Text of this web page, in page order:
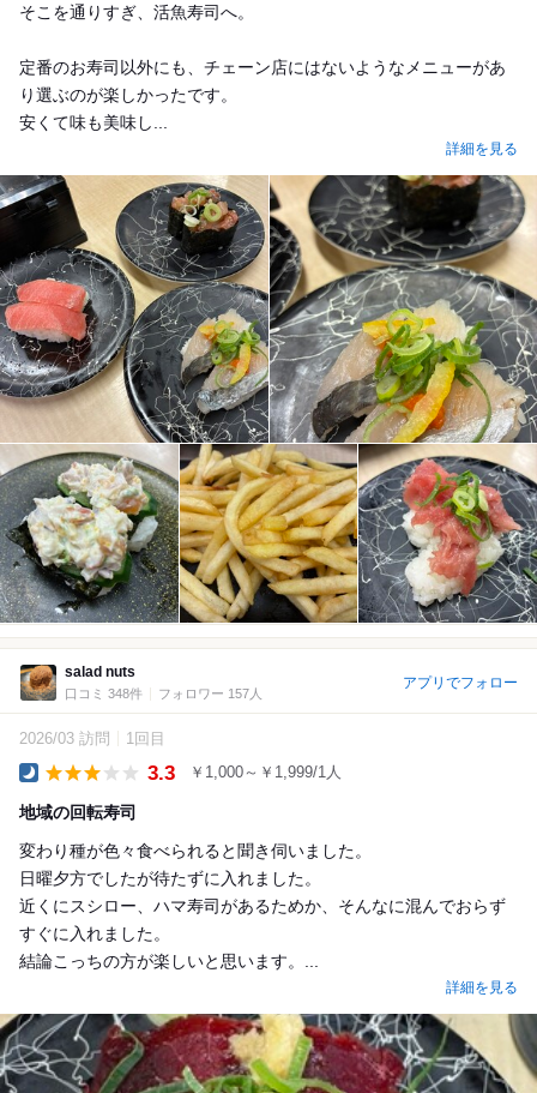
そこを通りすぎ、活魚寿司へ。
定番のお寿司以外にも、チェーン店にはないようなメニューがあ
り選ぶのが楽しかったです。
安くて味も美味し...
詳細を見る
salad nuts
口コミ 348件 フォロワー 157人
アプリでフォロー
2026/03 訪問 1回目
3.3 ￥1,000～￥1,999/1人
地域の回転寿司
変わり種が色々食べられると聞き伺いました。
日曜夕方でしたが待たずに入れました。
近くにスシロー、ハマ寿司があるためか、そんなに混んでおらず
すぐに入れました。
結論こっちの方が楽しいと思います。...
詳細を見る